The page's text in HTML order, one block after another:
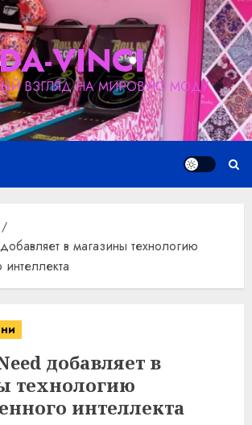
VINCI
ВЗГЛЯД НА МИРОВУЮ МОДУ
в магазины технологию
интеллекта
добавляет в
технологию
интеллекта